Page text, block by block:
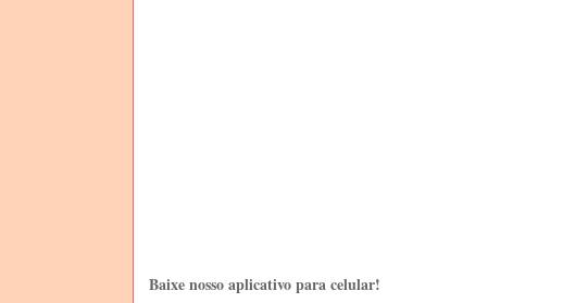
Baixe nosso aplicativo para celular!